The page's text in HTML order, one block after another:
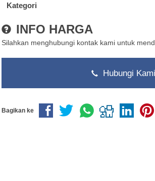
Kategori
INFO HARGA
Silahkan menghubungi kontak kami untuk
Hubungi Kami
Bagikan ke